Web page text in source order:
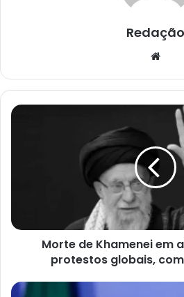
Redação
Morte
com
Morte de Khamenei em
protestos globais,
Bolsonaro